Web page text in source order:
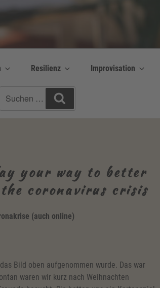
Bettina Bonkas GmbH
| Englisch + Improvisation
Resilienz Improvisation
nach:
your way to better
coronavirus crisis
(auch online)
Bild oben aufgenommen wurde. Das war
waren wir kurz nach Weihnachten